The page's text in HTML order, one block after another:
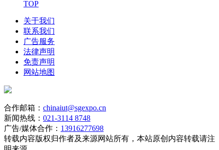
TOP
关于我们
联系我们
广告服务
法律声明
免责声明
网站地图
合作邮箱： chinaiut@sgexpo.cn
新闻热线： 021-3114 8748
广告/媒体合作： 13916277698
转载内容版权归作者及来源网站所有，本站原创内容转载请注